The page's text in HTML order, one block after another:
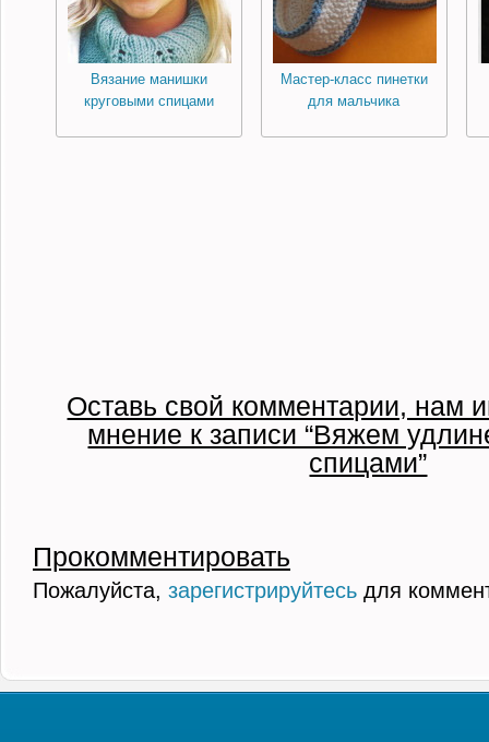
Вязание манишки
круговыми спицами
Мастер-класс пинетки
для мальчика
Оставь свой комментарии, нам
мнение к записи “Вяжем
спицами”
Прокомментировать
Пожалуйста, зарегистрируйтесь для